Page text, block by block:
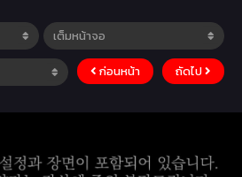
ก่อนหน้า ถัดไป